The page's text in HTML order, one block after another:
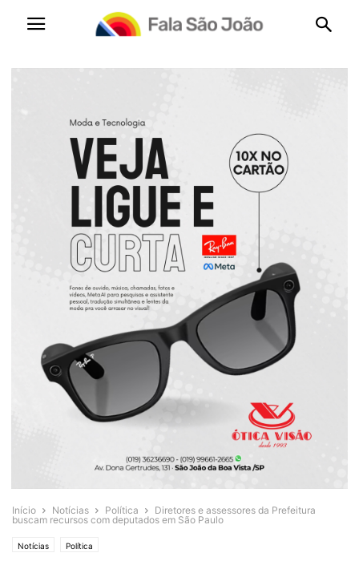
Início Notícias Política
Diretores e assessores da Prefeitura
buscam recursos com deputados em São Paulo
Notícias Política